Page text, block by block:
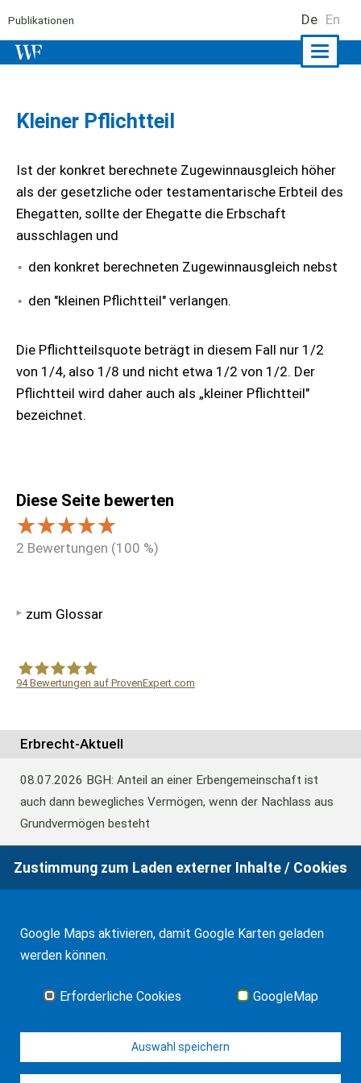
Publikationen De En
Kleiner Pflichtteil
Ist der konkret berechnete Zugewinnausgleich höher
als der gesetzliche oder testamentarische Erbteil des
Ehegatten, sollte der Ehegatte die Erbschaft
ausschlagen und
den konkret berechneten Zugewinnausgleich nebst
den "kleinen Pflichtteil" verlangen.
Die Pflichtteilsquote beträgt in diesem Fall nur 1/2
von 1/4, also 1/8 und nicht etwa 1/2 von 1/2. Der
Pflichtteil wird daher auch als „kleiner Pflichtteil"
bezeichnet.
Diese Seite bewerten
2 Bewertungen (100 %)
zum Glossar
94Bewertungen auf ProvenExpert.com
Erbrecht-Aktuell
08.07.2026 BGH: Anteil an einer Erbengemeinschaft ist
auch dann bewegliches Vermögen, wenn der Nachlass aus
Grundvermögen besteht
BFH: Abweichende Festsetzung aus
17.03.2026Andalusien: Vergünstigungen bei der
Alle Neuigkeiten
Zustimmung zum Laden externer Inhalte / Cookies
Google Maps aktivieren, damit Google Karten geladen
werden können.
Erforderliche Cookies GoogleMap
Auswahl speichern